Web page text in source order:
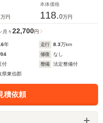
万円
本体価格
118.0万円
月々22,700円
年 走行 8.3万km
修復
なし
付 整備
法定整備付
県東伯郡
積依頼